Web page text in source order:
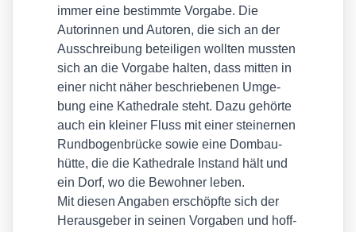
immer eine bestimm­te Vor­ga­be. Die
Autorin­nen und Autoren, die sich an der
Aus­schrei­bung betei­li­gen woll­ten muss­ten
sich an die Vor­ga­be hal­ten, dass mit­ten in
einer nicht näher beschrie­be­nen Umge­
bung eine Kathe­dra­le steht. Dazu gehör­te
auch ein klei­ner Fluss mit einer stei­ner­nen
Rund­bo­gen­brü­cke sowie eine Dom­bau­
hüt­te, die die Kathe­dra­le Instand hält und
ein Dorf, wo die Bewoh­ner leben.
Mit die­sen Anga­ben erschöpf­te sich der
Her­aus­ge­ber in sei­nen Vor­ga­ben und hoff­